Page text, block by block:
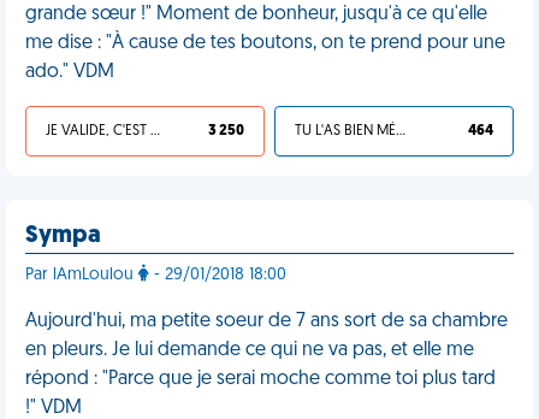
grande sœur !" Moment de bonheur, jusqu'à ce qu'elle
me dise : "À cause de tes boutons, on te prend pour une
ado." VDM
JE VALIDE, C'EST UNE VDM 3 250 TU L'AS BIEN MÉRITÉ 464
Sympa
Par lAmLoulou - 29/01/2018 18:00
Aujourd'hui, ma petite soeur de 7 ans sort de sa chambre
en pleurs. Je lui demande ce qui ne va pas, et elle me
répond : "Parce que je serai moche comme toi plus tard
!" VDM